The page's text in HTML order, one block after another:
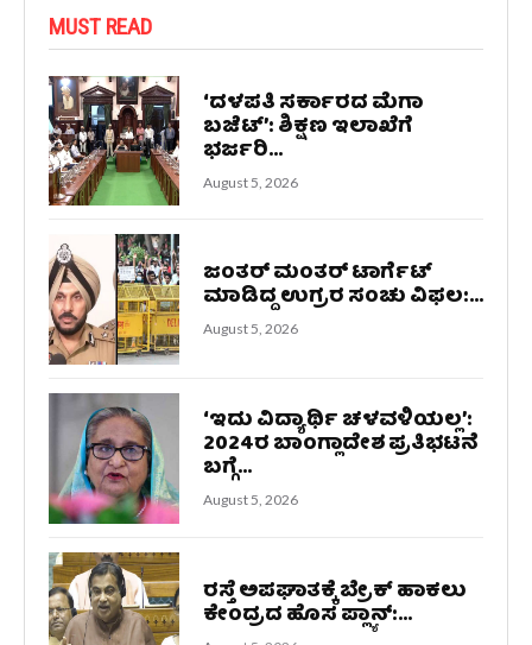
MUST READ
‘ದಳಪತಿ ಸರ್ಕಾರದ ಮೆಗಾ
ಬಜೆಟ್’: ಶಿಕ್ಷಣ ಇಲಾಖೆಗೆ
ಭರ್ಜರಿ...
August 5, 2026
ಜಂತರ್ ಮಂತರ್ ಟಾರ್ಗೆಟ್
ಮಾಡಿದ್ದ ಉಗ್ರರ ಸಂಚು ವಿಫಲ:...
August 5, 2026
‘ಇದು ವಿದ್ಯಾರ್ಥಿ ಚಳವಳಿಯಲ್ಲ’:
2024ರ ಬಾಂಗ್ಲಾದೇಶ ಪ್ರತಿಭಟನೆ
ಬಗ್ಗೆ...
August 5, 2026
ರಸ್ತೆ ಅಪಘಾತಕ್ಕೆ ಬ್ರೇಕ್ ಹಾಕಲು
ಕೇಂದ್ರದ ಹೊಸ ಪ್ಲ್ಯಾನ್:...